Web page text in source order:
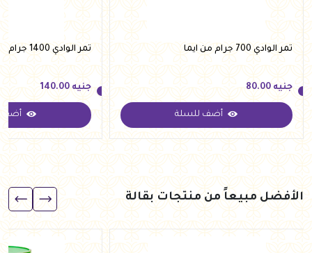
تمر الوادي 700 جرام من ايما
جنيه
جنيه 80.00
أضف للسلة
تمر الوادي 1400 جرام من ايما
جنيه
جنيه 140.00
أضف
الأفضل مبيعاً من منتجات بقالة